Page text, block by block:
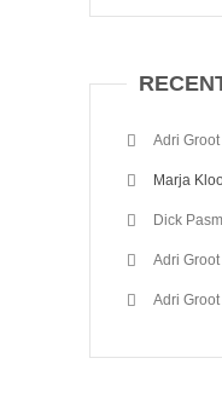
Adri
Marja
Dick
Adri
Adri